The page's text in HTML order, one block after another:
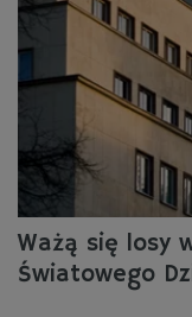
Ważą się losy
Światowego